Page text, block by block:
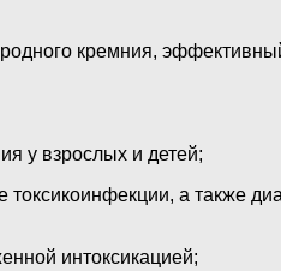
кремния,
у взрослых и детей;
а также
интоксикацией;